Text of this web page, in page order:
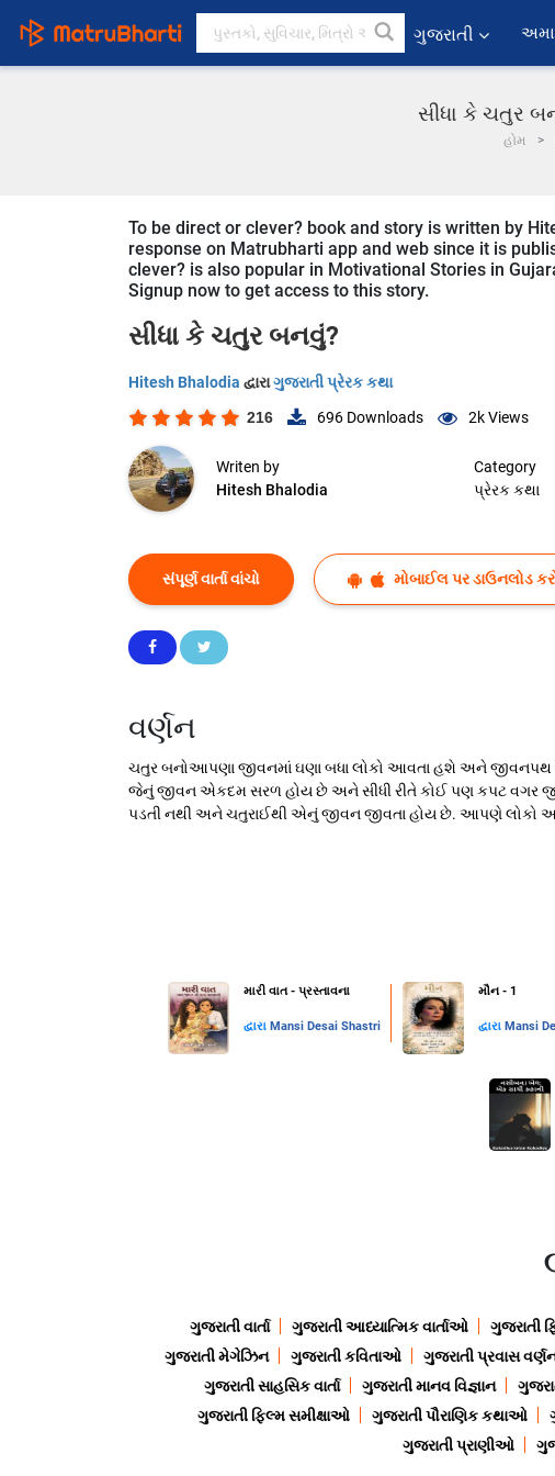
ગુજરાતી
સીધા કે ચતુર
હોમ
To be direct or clever? book and story is written by
response on Matrubharti app and web since it is
clever? is also popular in Motivational Stories in
Signup now to get access to this story.
સીધા કે ચતુર બનવું?
Hitesh Bhalodia દ્વારાગુજરાતી પ્રેરક કથા
216 696 Downloads 2kViews
Writen by
Hitesh Bhalodia
Category
પ્રેરક કથા
સંપૂર્ણ વાર્તા વાંચો મોબાઈલ પર ડાઉનલોડ
વર્ણન
ચતુર બનોઆપણા જીવનમાં ઘણા બધા લોકો આવતા હશે અને
જેનું જીવન એકદમ સરળ હોય છે અને સીધી રીતે કોઈ પણ કપટ વગર
પડતી નથી અને ચતુરાઈથી એનું જીવન જીવતા હોય છે. આપણે લોકો
મારી વાત - પ્રસ્તાવના
દ્વારા Mansi Desai Shastri
મૌન - 1
દ્વારા Mansi
ગુજરાતી વાર્તા ગુજરાતી આધ્યાત્મિક વાર્તાઓ ગુજરાતી
ગુજરાતી મેગેઝિન
ગુજરાતી કવિતાઓ ગુજરાતી પ્રવાસ
ગુજરાતી સાહસિક વાર્તા
ગુજરાતી માનવ વિજ્ઞાન
ગુજરાતી ફિલ્મ સમીક્ષાઓ
ગુજરાતી પૌરાણિક કથાઓ
ગુજરાતી પ્રાણીઓ